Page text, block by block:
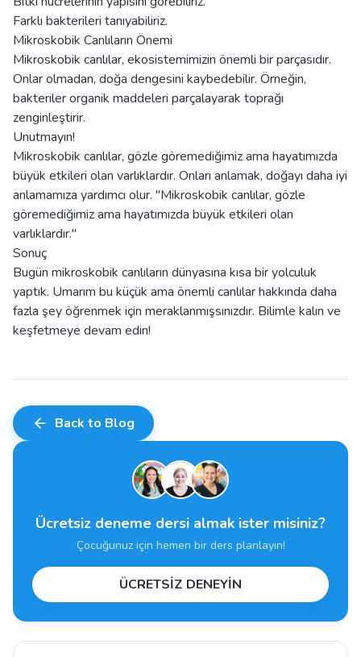
Farklı bakterileri tanıyabiliriz.
Mikroskobik Canlıların Önemi
Mikroskobik canlılar, ekosistemimizin önemli bir parçasıdır.
Onlar olmadan, doğa dengesini kaybedebilir. Örneğin,
bakteriler organik maddeleri parçalayarak toprağı
zenginleştirir.
Unutmayın!
Mikroskobik canlılar, gözle göremediğimiz ama hayatımızda
büyük etkileri olan varlıklardır. Onları anlamak, doğayı daha iyi
anlamamıza yardımcı olur. "Mikroskobik canlılar, gözle
göremediğimiz ama hayatımızda büyük etkileri olan
varlıklardır."
Sonuç
Bugün mikroskobik canlıların dünyasına kısa bir yolculuk
yaptık. Umarım bu küçük ama önemli canlılar hakkında daha
fazla şey öğrenmek için meraklanmışsınızdır. Bilimle kalın ve
keşfetmeye devam edin!
Back to Blog
Ücretsiz deneme dersi almak ister misiniz?
Çocuğunuz için hemen bir ders planlayın!
ÜCRETSİZ DENEYİN